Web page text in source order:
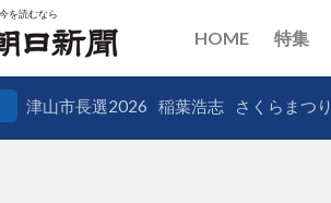
HOME 特集
津山市長選2026 稲葉浩志 さくらまつり